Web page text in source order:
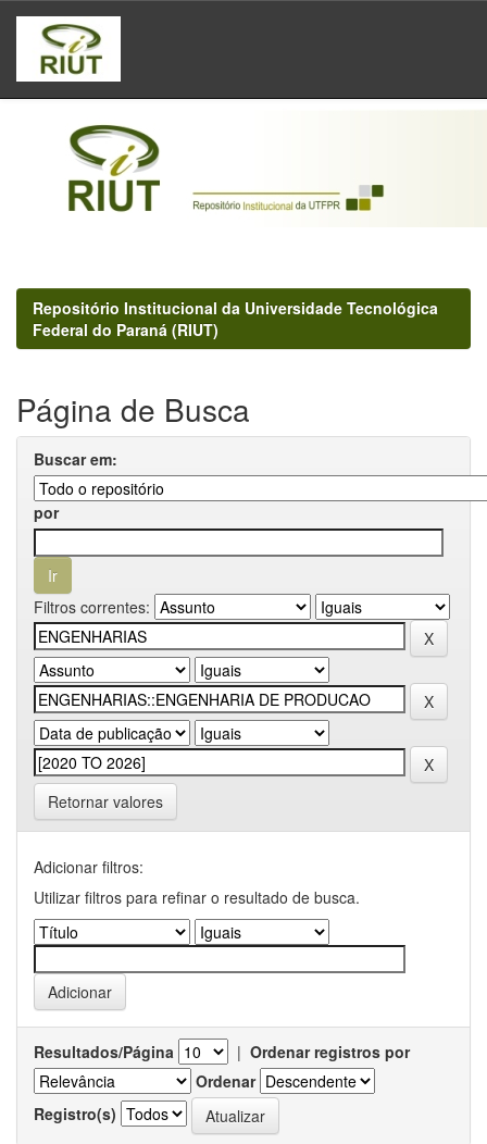
Skip
navigation
Repositório Institucional da Universidade Tecnológica
Federal do Paraná (RIUT)
Página de Busca
Buscar em:
por
Filtros correntes:
Retornar valores
Adicionar filtros:
Utilizar filtros para refinar o resultado de busca.
Resultados/Página | Ordenar registros por
Ordenar
Registro(s)